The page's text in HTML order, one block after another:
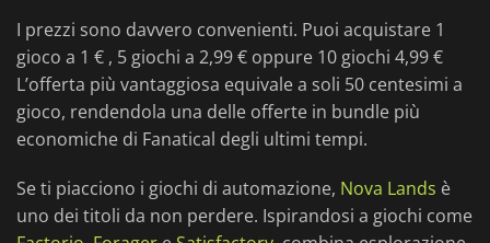
I prezzi sono davvero convenienti. Puoi acquistare 1
gioco a 1 € , 5 giochi a 2,99 € oppure 10 giochi 4,99 €
L’offerta più vantaggiosa equivale a soli 50 centesimi a
gioco, rendendola una delle offerte in bundle più
economiche di Fanatical degli ultimi tempi.
Se ti piacciono i giochi di automazione, Nova Lands è
uno dei titoli da non perdere. Ispirandosi a giochi come